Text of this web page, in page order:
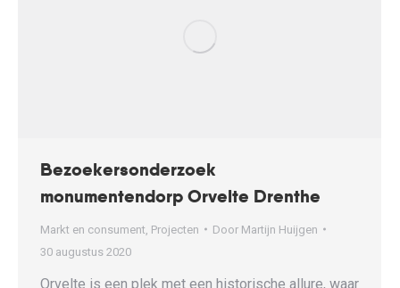
Bezoekersonderzoek
monumentendorp Orvelte Drenthe
Markt en consument Projecten Door Martijn Huijgen
30 augustus 2020
Orvelte is een plek met een historische allure, waar